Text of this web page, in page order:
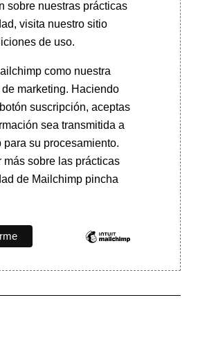
sobre nuestras prácticas
visita nuestro sitio
de uso.
como nuestra
marketing. Haciendo
suscripción, aceptas
sea transmitida a
para su procesamiento.
mássobre las prácticas
de Mailchimp pincha